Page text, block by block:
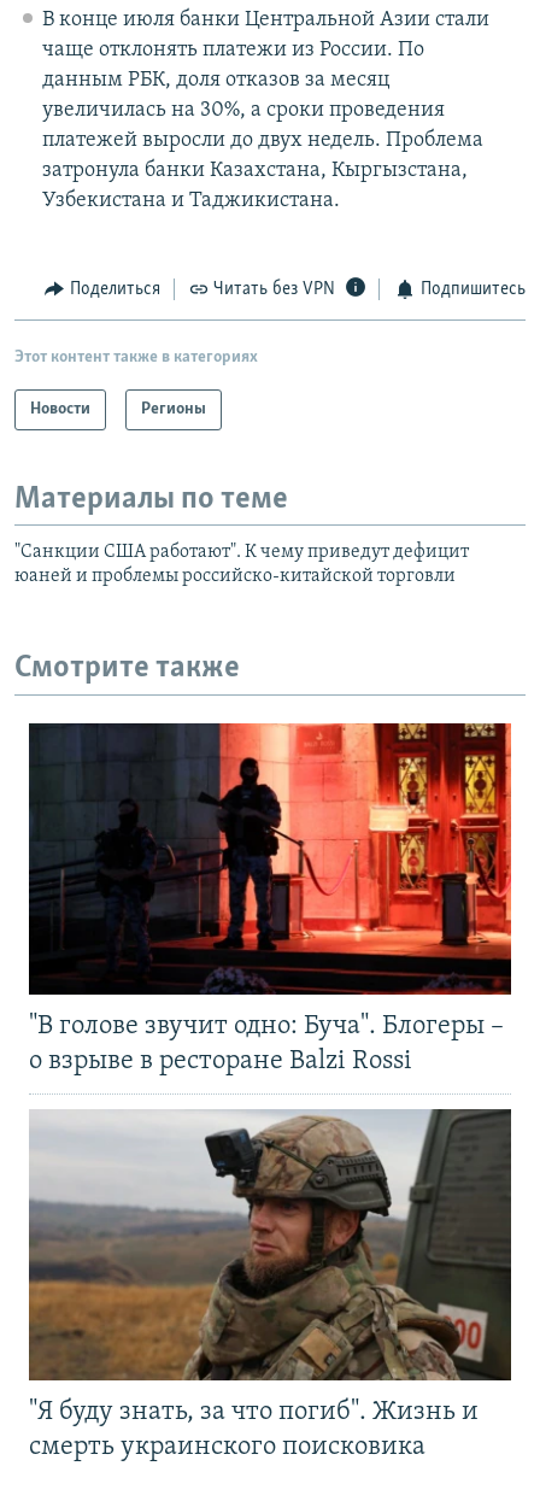
В конце июля банки Центральной Азии стали
чаще отклонять платежи из России. По
данным РБК, доля отказов за месяц
увеличилась на 30%, а сроки проведения
платежей выросли до двух недель. Проблема
затронула банки Казахстана, Кыргызстана,
Узбекистана и Таджикистана.
Поделиться Читать без VPN Подпишитесь
Этот контент также в категориях
Новости Регионы
Материалы по теме
"Санкции США работают". К чему приведут дефицит
юаней и проблемы российско-китайской торговли
Смотрите также
"В голове звучит одно: Буча". Блогеры –
о взрыве в ресторане Balzi Rossi
"Я буду знать, за что погиб". Жизнь и
смерть украинского поисковика